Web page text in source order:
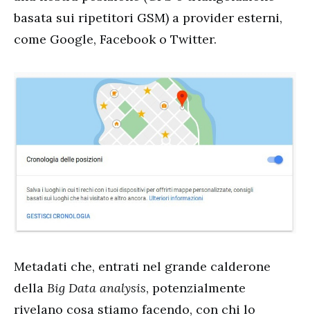
basata sui ripetitori GSM) a provider esterni,
come Google, Facebook o Twitter.
Metadati che, entrati nel grande calderone
della Big Data analysis, potenzialmente
rivelano cosa stiamo facendo, con chi lo